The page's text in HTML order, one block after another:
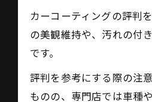
カーコーティングの評判
の美観維持や、汚れの付
です。
評判を参考にする際の注
ものの、専門店では車種